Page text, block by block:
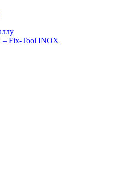
– Fix-Tool INOX